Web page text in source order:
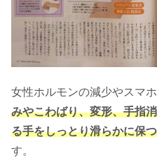
女性ホルモンの減少やスマ
みやこわばり、変形、手指
る手をしっとり滑らかに保つ
す。